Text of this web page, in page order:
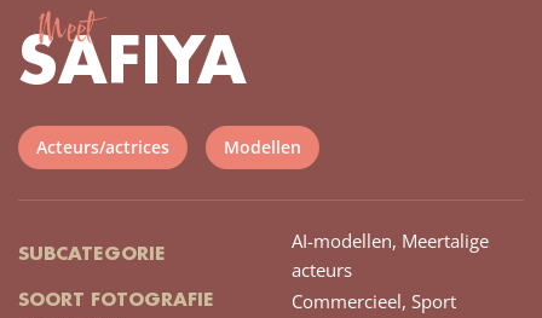
Meet
SAFIYA
Acteurs/actrices Modellen
SUBCATEGORIE
AI-modellen, Meertalige
acteurs
SOORT FOTOGRAFIE Commercieel, Sport